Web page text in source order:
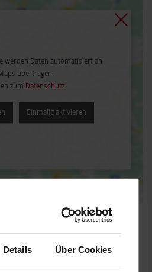
Details Über Cookies
werden Daten automatisiert an
übertragen.
zum Datenschutz
Einmalig aktivieren